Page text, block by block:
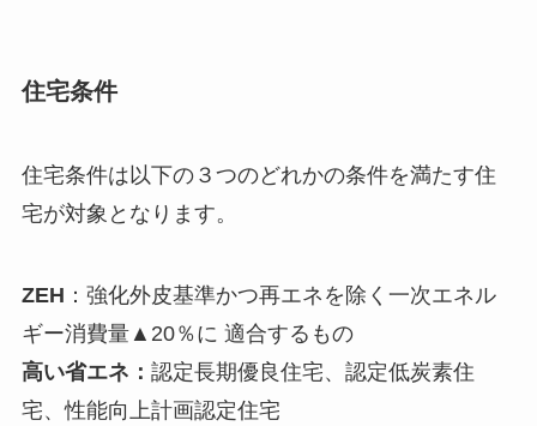
住宅条件
住宅条件は以下の３つのどれかの条件を満たす住
宅が対象となります。
ZEH ：強化外皮基準かつ再エネを除く一次エネル
ギー消費量▲20％に 適合するもの
高い省エネ： 認定長期優良住宅、認定低炭素住
宅、性能向上計画認定住宅